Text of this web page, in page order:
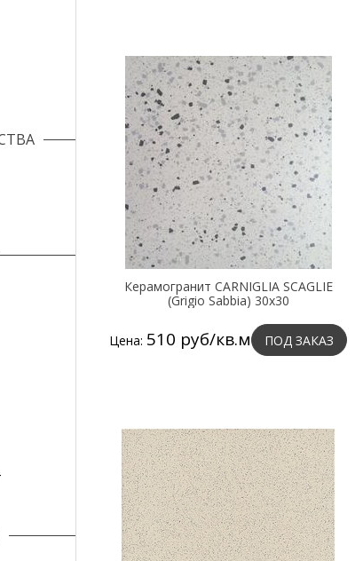
Керамогранит CARNIGLIA SCAGLIE
(Grigio Sabbia) 30х30
Цена: 510 руб/кв.м ПОД ЗАКАЗ